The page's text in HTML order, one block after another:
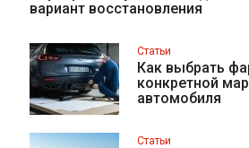
вариант восстановления
Статьи
Как выбрать
конкретной
автомобиля
Статьи